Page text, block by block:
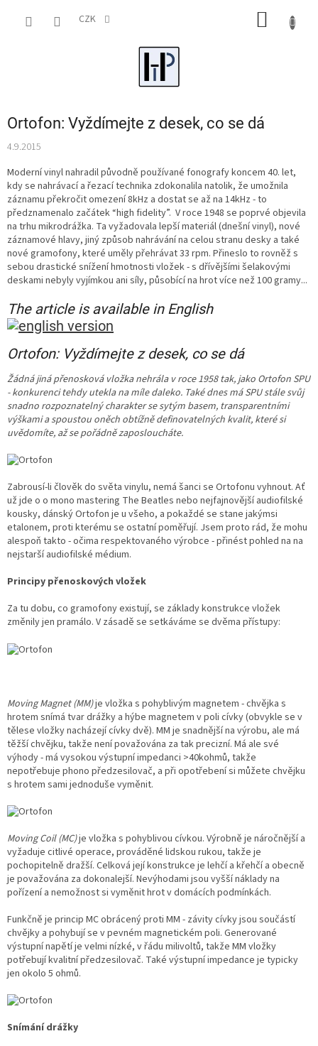
CZK
Ortofon: Vyždímejte z desek, co se dá
4.9.2015
Moderní vinyl nahradil původně používané fonografy koncem 40. let,
kdy se nahrávací a řezací technika zdokonalila natolik, že umožnila
záznamu překročit omezení 8kHz a dostat se až na 14kHz - to
předznamenalo začátek “high fidelity”. V roce 1948 se poprvé objevila
na trhu mikrodrážka. Ta vyžadovala lepší materiál (dnešní vinyl), nové
záznamové hlavy, jiný způsob nahrávání na celou stranu desky a také
nové gramofony, které uměly přehrávat 33 rpm. Přineslo to rovněž s
sebou drastické snížení hmotnosti vložek - s dřívějšími šelakovými
deskami nebyly vyjímkou ani síly, působící na hrot více než 100 gramy...
The article is available in English
Ortofon: Vyždímejte z desek, co se dá
Žádná jiná přenosková vložka nehrála v roce 1958 tak, jako Ortofon SPU
- konkurenci tehdy utekla na míle daleko. Také dnes má SPU stále svůj
snadno rozpoznatelný charakter se sytým basem, transparentními
výškami a spoustou oněch obtížně definovatelných kvalit, které si
uvědomíte, až se pořádně zaposloucháte.
Zabrousí-li člověk do světa vinylu, nemá šanci se Ortofonu vyhnout. Ať
už jde o o mono mastering The Beatles nebo nejfajnovější audiofilské
kousky, dánský Ortofon je u všeho, a pokaždé se stane jakýmsi
etalonem, proti kterému se ostatní poměřují. Jsem proto rád, že mohu
alespoň takto - očima respektovaného výrobce - přinést pohled na na
nejstarší audiofilské médium.
Principy přenoskových vložek
Za tu dobu, co gramofony existují, se základy konstrukce vložek
změnily jen pramálo. V zásadě se setkáváme se dvěma přístupy:
Moving Magnet (MM)je vložka s pohyblivým magnetem - chvějka s
hrotem snímá tvar drážky a hýbe magnetem v poli cívky (obvykle se v
tělese vložky nacházejí cívky dvě). MM je snadnější na výrobu, ale má
těžší chvějku, takže není považována za tak precizní. Má ale své
výhody - má vysokou výstupní impedanci >40kohmů, takže
nepotřebuje phono předzesilovač, a při opotřebení si můžete chvějku
s hrotem sami jednoduše vyměnit.
Moving Coil (MC)je vložka s pohyblivou cívkou. Výrobně je náročnější a
vyžaduje citlivé operace, prováděné lidskou rukou, takže je
pochopitelně dražší. Celková její konstrukce je lehčí a křehčí a obecně
je považována za dokonalejší. Nevýhodami jsou vyšší náklady na
pořízení a nemožnost si vyměnit hrot v domácích podmínkách.
Funkčně je princip MC obrácený proti MM - závity cívky jsou součástí
chvějky a pohybují se v pevném magnetickém poli. Generované
výstupní napětí je velmi nízké, v řádu milivoltů, takže MM vložky
potřebují kvalitní předzesilovač. Také výstupní impedance je typicky
jen okolo 5 ohmů.
Snímání drážky